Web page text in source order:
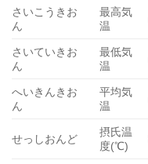
さいこうきお
ん
最高気
温
さいていきお
ん
最低気
温
へいきんきお
ん
平均気
温
せっしおんど
摂氏温
度(℃)